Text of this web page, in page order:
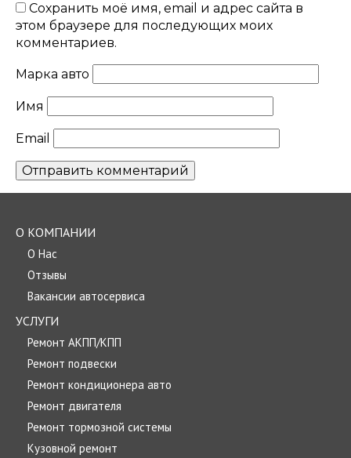
Сохранить моё имя, email и адрес сайта в
этом браузере для последующих моих
комментариев.
Марка авто
Имя
Email
О КОМПАНИИ
О Нас
Отзывы
Вакансии автосервиса
УСЛУГИ
Ремонт АКПП/КПП
Ремонт подвески
Ремонт кондиционера авто
Ремонт двигателя
Ремонт тормозной системы
Кузовной ремонт